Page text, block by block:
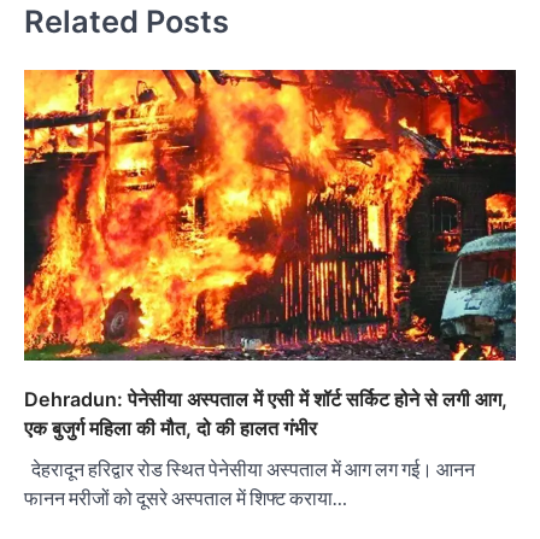
Related Posts
Dehradun: पेनेसीया अस्पताल में एसी में शॉर्ट सर्किट होने से लगी आग,
एक बुजुर्ग महिला की मौत, दो की हालत गंभीर
देहरादून हरिद्वार रोड स्थित पेनेसीया अस्पताल में आग लग गई। आनन
फानन मरीजों को दूसरे अस्पताल में शिफ्ट कराया…